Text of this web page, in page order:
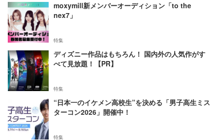
moxymill新メンバーオーディション「to the
nex7」
特集
ディズニー作品はもちろん！ 国内外の人気作がす
べて見放題！【PR】
特集
“日本一のイケメン高校生”を決める「男子高生ミス
ターコン2026」開催中！
特集